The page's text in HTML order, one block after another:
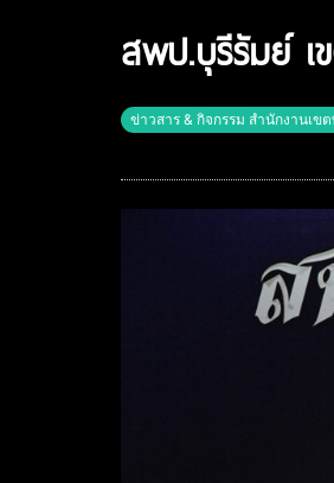
สพป.บุรีรัมย์ เ
ข่าวสาร & กิจกรรม สำนักงานเ